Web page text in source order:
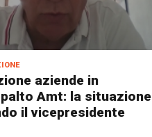
aziende in
Amt: la situazione
il vicepresidente